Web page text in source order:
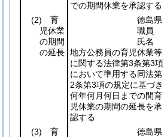
での期間休業を承認する
(2) 育
児休業
の期間
の延長
徳島県
職員
氏名
地方公務員の育児休業等
に関する法律第3条第3項
において準用する同法第
2条第3項の規定に基づき
何年何月何日までの間育
児休業の期間の延長を承
認する
(3) 育
徳島県